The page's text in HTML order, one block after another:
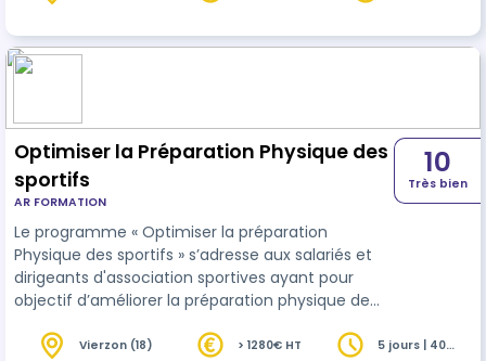
Optimiser la Préparation Physique des
sportifs
AR FORMATION
Le programme « Optimiser la préparation
Physique des sportifs » s’adresse aux salariés et
dirigeants d'association sportives ayant pour
objectif d’améliorer la préparation physique de
10
Très bien
Vierzon (18) > 1280€ HT
5 jours | 40